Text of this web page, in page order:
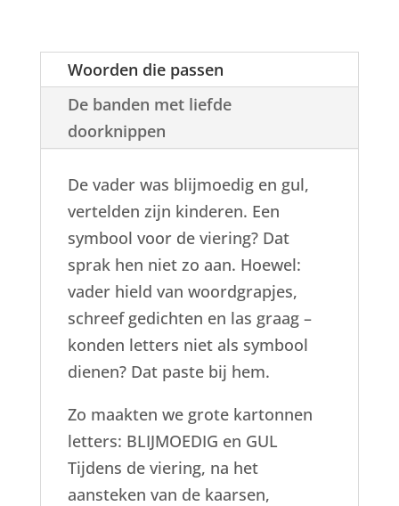
Woorden die passen
De banden met liefde
doorknippen
De vader was blijmoedig en gul,
vertelden zijn kinderen. Een
symbool voor de viering? Dat
sprak hen niet zo aan. Hoewel:
vader hield van woordgrapjes,
schreef gedichten en las graag –
konden letters niet als symbool
dienen? Dat paste bij hem.
Zo maakten we grote kartonnen
letters: BLIJMOEDIG en GUL
Tijdens de viering, na het
aansteken van de kaarsen,